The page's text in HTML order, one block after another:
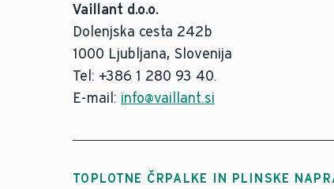
Vaillant d.o.o.
Dolenjska cesta 242b
1000 Ljubljana, Slovenija
Tel: +386 1 280 93 40.
E-mail: info@vaillant.si
TOPLOTNE ČRPALKE IN PLINSKE